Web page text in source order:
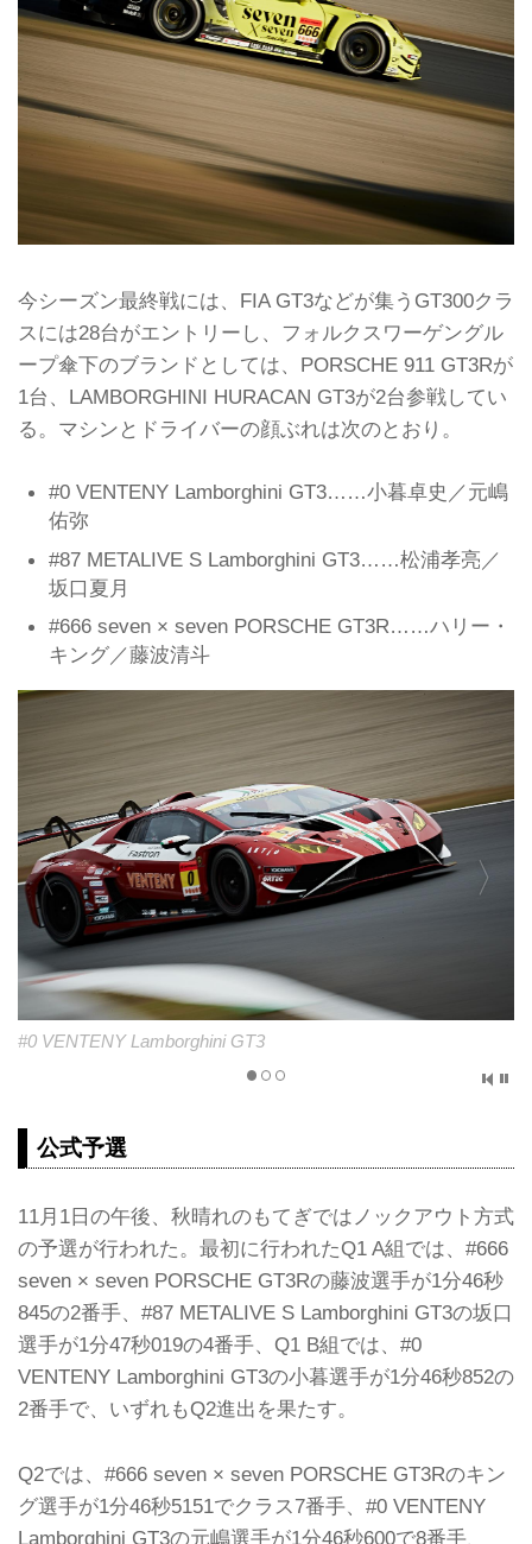
今シーズン最終戦には、FIA GT3などが集うGT300クラ
スには28台がエントリーし、フォルクスワーゲングル
ープ傘下のブランドとしては、PORSCHE 911 GT3Rが
1台、LAMBORGHINI HURACAN GT3が2台参戦してい
る。マシンとドライバーの顔ぶれは次のとおり。
#0 VENTENY Lamborghini GT3……小暮卓史／元嶋
佑弥
#87 METALIVE S Lamborghini GT3……松浦孝亮／
坂口夏月
#666 seven × seven PORSCHE GT3R……ハリー・
キング／藤波清斗
#87 METALIVE S Lamborghini GT3
公式予選
11月1日の午後、秋晴れのもてぎではノックアウト方式
の予選が行われた。最初に行われたQ1 A組では、#666
seven × seven PORSCHE GT3Rの藤波選手が1分46秒
845の2番手、#87 METALIVE S Lamborghini GT3の坂口
選手が1分47秒019の4番手、Q1 B組では、#0
VENTENY Lamborghini GT3の小暮選手が1分46秒852の
2番手で、いずれもQ2進出を果たす。
Q2では、#666 seven × seven PORSCHE GT3Rのキン
グ選手が1分46秒5151でクラス7番手、#0 VENTENY
Lamborghini GT3の元嶋選手が1分46秒600で8番手、